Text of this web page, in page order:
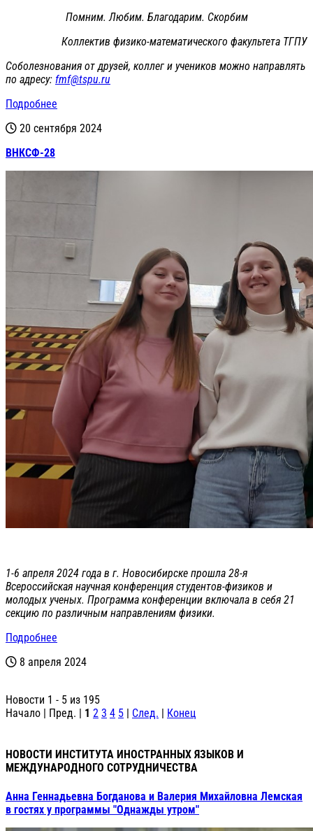
Помним. Любим. Благодарим. Скорбим
Коллектив физико-математического факультета ТГПУ
Соболезнования от друзей, коллег и учеников можно направлять
по адресу: fmf@tspu.ru
Подробнее
20 сентября 2024
ВНКСФ-28
1-6 апреля 2024 года в г. Новосибирске прошла 28-я
Всероссийская научная конференция студентов-физиков и
молодых ученых. Программа конференции включала в себя 21
секцию по различным направлениям физики.
Подробнее
8 апреля 2024
Новости 1 - 5 из 195
Начало | Пред. | 1 2 3 4 5 | След. | Конец
НОВОСТИ ИНСТИТУТА ИНОСТРАННЫХ ЯЗЫКОВ И
МЕЖДУНАРОДНОГО СОТРУДНИЧЕСТВА
Анна Геннадьевна Богданова и Валерия Михайловна Лемская
в гостях у программы "Однажды утром"